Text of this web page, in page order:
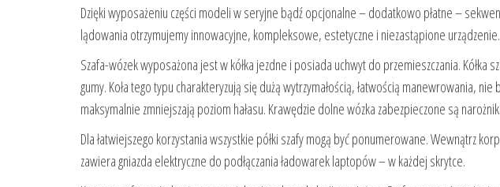
Dzięki wyposażeniu części modeli w seryjne bądź opcjonalne – dodatkowo płatne –
lądowania otrzymujemy innowacyjne, kompleksowe, estetyczne i niezastąpione urządzenie.
Szafa-wózek wyposażona jest w kółka jezdne i posiada uchwyt do przemieszczania. Kółka
gumy. Koła tego typu charakteryzują się dużą wytrzymałością, łatwością manewrowania,
maksymalnie zmniejszają poziom hałasu. Krawędzie dolne wózka zabezpieczone są
Dla łatwiejszego korzystania wszystkie półki szafy mogą być ponumerowane. Wewnątrz
zawiera gniazda elektryczne do podłączania ładowarek laptopów – w każdej skrytce.